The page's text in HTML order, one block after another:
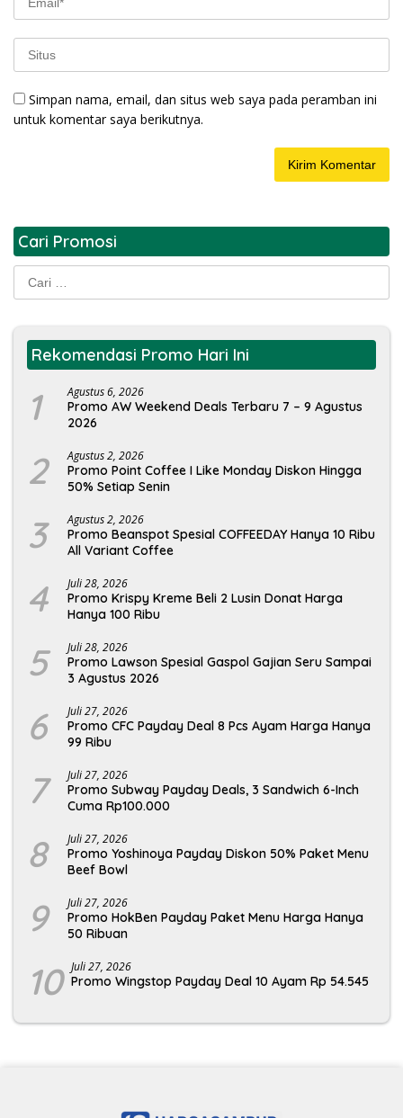
Simpan nama, email, dan situs web saya pada peramban ini
untuk komentar saya berikutnya.
Cari Promosi
Cari
untuk:
Rekomendasi Promo Hari Ini
1 Agustus 6, 2026
Promo AW Weekend Deals Terbaru 7 – 9 Agustus
2026
2 Agustus 2, 2026
Promo Point Coffee I Like Monday Diskon Hingga
50% Setiap Senin
3 Agustus 2, 2026
Promo Beanspot Spesial COFFEEDAY Hanya 10 Ribu
All Variant Coffee
4 Juli 28, 2026
Promo Krispy Kreme Beli 2 Lusin Donat Harga
Hanya 100 Ribu
5 Juli 28, 2026
Promo Lawson Spesial Gaspol Gajian Seru Sampai
3 Agustus 2026
6 Juli 27, 2026
Promo CFC Payday Deal 8 Pcs Ayam Harga Hanya
99 Ribu
7 Juli 27, 2026
Promo Subway Payday Deals, 3 Sandwich 6-Inch
Cuma Rp100.000
8 Juli 27, 2026
Promo Yoshinoya Payday Diskon 50% Paket Menu
Beef Bowl
9 Juli 27, 2026
Promo HokBen Payday Paket Menu Harga Hanya
50 Ribuan
10 Juli 27, 2026
Promo Wingstop Payday Deal 10 Ayam Rp 54.545